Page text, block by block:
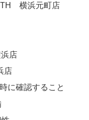
横浜元町店
店
店
に確認すること